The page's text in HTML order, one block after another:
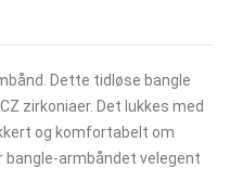
Dette tidløse bangle
zirkoniaer. Det lukkes med
og komfortabelt om
bangle-armbåndet velegent